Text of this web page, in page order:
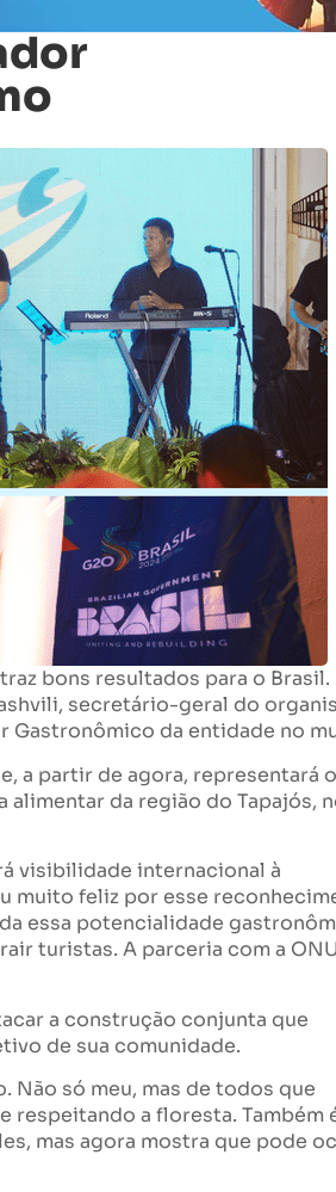
bons resultados para o Brasil.
secretário-geral do
Gastronômico da entidade no
a partir de agora, representará
da região do Tapajós,
visibilidade internacional à
muito feliz por esse
essa potencialidade
turistas. A parceria com a
a construção conjunta que
de sua comunidade.
Não só meu, mas de todos que
respeitando a floresta. Também
mas agora mostra que pode